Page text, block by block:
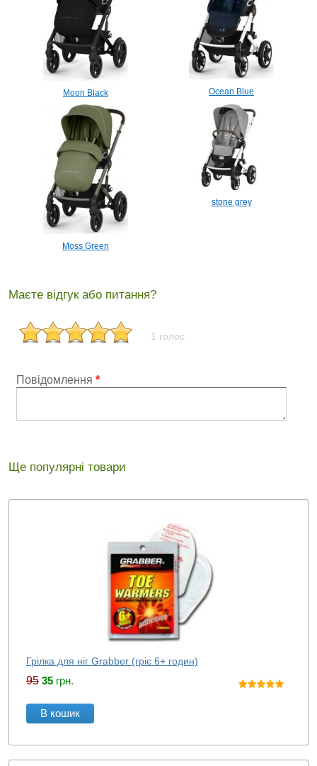
Moon Black Ocean Blue
Moss Green
stone grey
Маєте відгук або питання?
1 голос
Повідомлення *
Ще популярні товари
Грілка для ніг Grabber (гріє 6+ годин)
95 35 грн.
В кошик